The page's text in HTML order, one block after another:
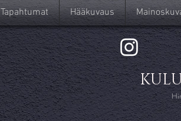
Tapahtumat Hääkuvaus